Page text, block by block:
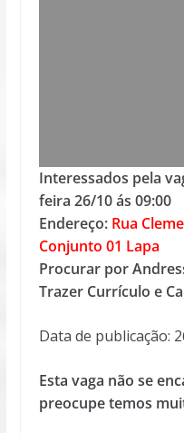
Interessados pela
feira 26/10 ás 09:00
Endereço: Rua
Conjunto 01 Lapa
Procurar por
Trazer Currículo e
Data de publicação:
Esta vaga não se
preocupe temos